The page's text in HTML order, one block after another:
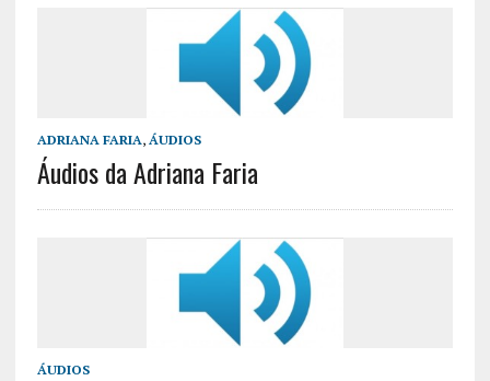
ADRIANA FARIA, ÁUDIOS
Áudios da Adriana Faria
ÁUDIOS